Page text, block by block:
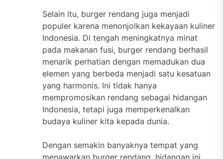
Selain itu, burger rendang juga menjadi
populer karena menonjolkan kekayaan kuliner
Indonesia. Di tengah meningkatnya minat
pada makanan fusi, burger rendang berhasil
menarik perhatian dengan memadukan dua
elemen yang berbeda menjadi satu kesatuan
yang harmonis. Ini tidak hanya
mempromosikan rendang sebagai hidangan
Indonesia, tetapi juga memperkenalkan
budaya kuliner kita kepada dunia.
Dengan semakin banyaknya tempat yang